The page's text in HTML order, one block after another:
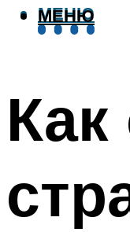
МЕНЮ
МЕНЮ